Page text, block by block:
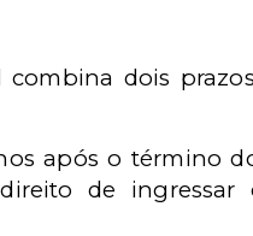
dois
após o término
de ingressar